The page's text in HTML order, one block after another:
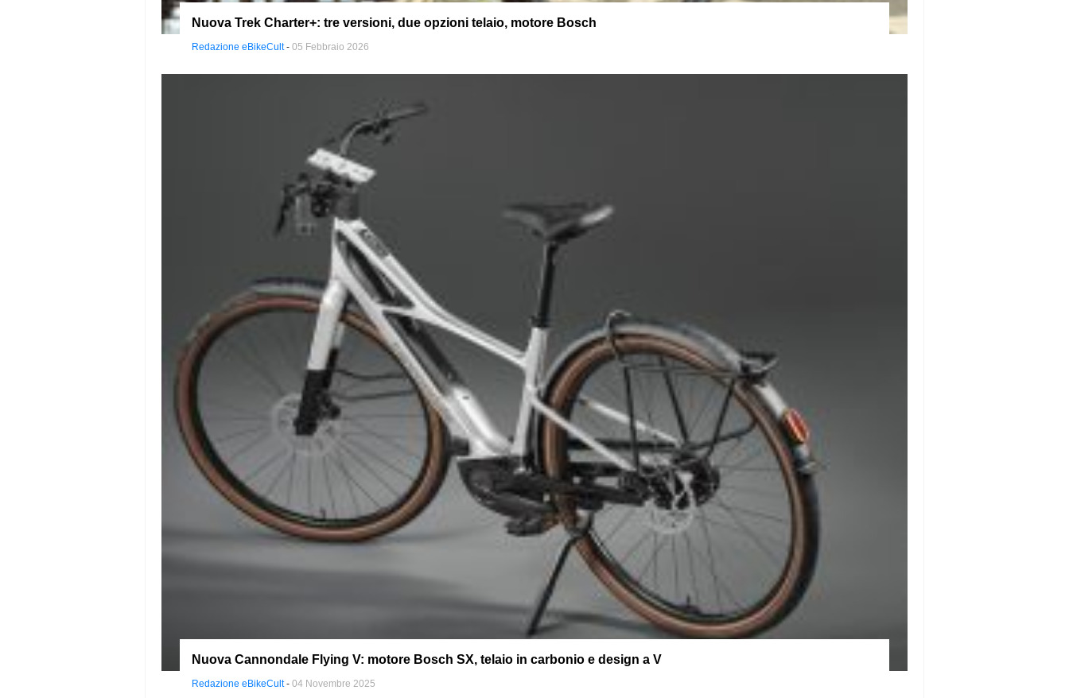
Nuova Trek Charter+: tre versioni, due opzioni telaio, motore Bosch
Redazione eBikeCult-05 Febbraio 2026
Nuova Cannondale Flying V: motore Bosch SX, telaio in carbonio e design a V
Redazione eBikeCult-04 Novembre 2025